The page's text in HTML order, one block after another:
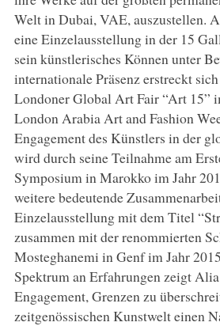
Welt in Dubai, VAE, auszustellen.
eine Einzelausstellung in der 15
sein künstlerisches Können unter
internationale Präsenz erstreckt
Londoner Global Art Fair “Art 15”
London Arabia Art and Fashion
Engagement des Künstlers in der
wird durch seine Teilnahme am
Symposium in Marokko im Jahr
weitere bedeutende
Einzelausstellung mit dem Titel
zusammen mit der renommierten
Mosteghanemi in Genf im Jahr
Spektrum an Erfahrungen zeigt
Engagement, Grenzen zu
zeitgenössischen Kunstwelt einen